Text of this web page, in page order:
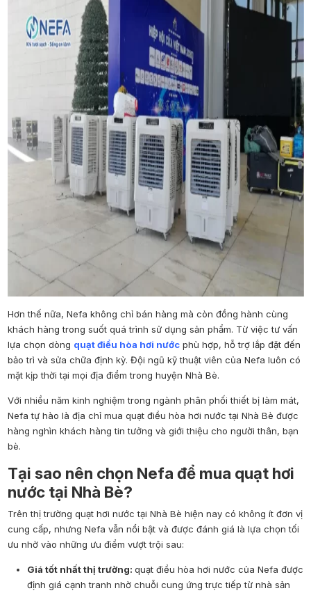
Hơn thế nữa, Nefa không chỉ bán hàng mà còn đồng hành cùng
khách hàng trong suốt quá trình sử dụng sản phẩm. Từ việc tư vấn
lựa chọn dòng quạt điều hòa hơi nướcphù hợp, hỗ trợ lắp đặt đến
bảo trì và sửa chữa định kỳ. Đội ngũ kỹ thuật viên của Nefa luôn có
mặt kịp thời tại mọi địa điểm trong huyện Nhà Bè.
Với nhiều năm kinh nghiệm trong ngành phân phối thiết bị làm mát,
Nefa tự hào là địa chỉ mua quạt điều hòa hơi nước tại Nhà Bè được
hàng nghìn khách hàng tin tưởng và giới thiệu cho người thân, bạn
bè.
Tại sao nên chọn Nefa để mua quạt hơi
nước tại Nhà Bè?
Trên thị trường quạt hơi nước tại Nhà Bè hiện nay có không ít đơn vị
cung cấp, nhưng Nefa vẫn nổi bật và được đánh giá là lựa chọn tối
ưu nhờ vào những ưu điểm vượt trội sau:
Giá tốt nhất thị trường: quạt điều hòa hơi nước của Nefa được
định giá cạnh tranh nhờ chuỗi cung ứng trực tiếp từ nhà sản